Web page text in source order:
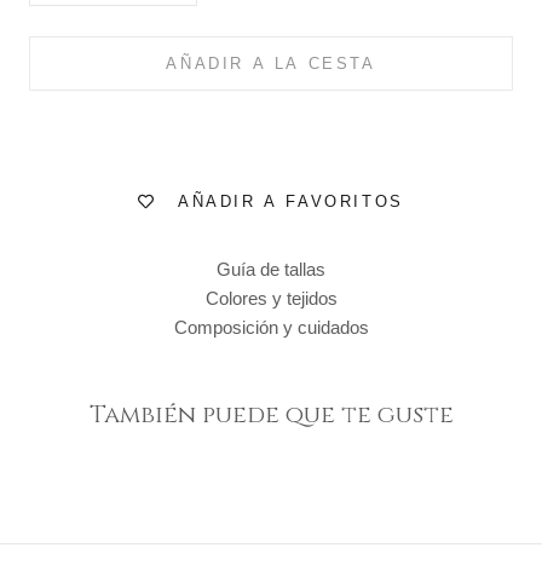
AÑADIR A LA CESTA
AÑADIR A FAVORITOS
Guía de tallas
Colores y tejidos
Composición y cuidados
También puede que te guste